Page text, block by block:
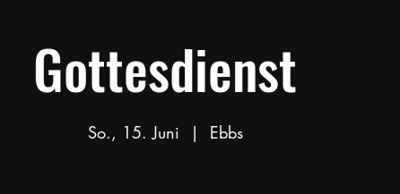
Gottesdienst
So., 15. Juni
  |
Ebbs